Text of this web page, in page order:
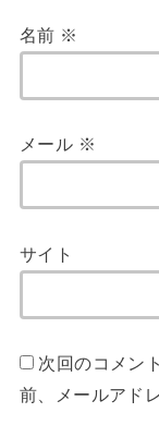
名前 ※
メール ※
サイト
次回のコメン
前、メールアド